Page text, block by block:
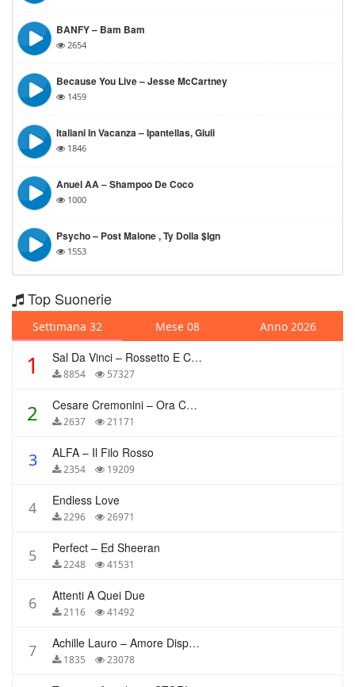
BANFY – Bam Bam
2654
Because You Live – Jesse McCartney
1459
Italiani In Vacanza – Ipantellas, Giuli
1846
Anuel AA – Shampoo De Coco
1000
Psycho – Post Malone , Ty Dolla $ign
1553
Top Suonerie
Settimana 32 Mese 08 Anno 2026
1 Sal Da Vinci – Rossetto E Caffè
8854 57327
2 Cesare Cremonini – Ora Che Non Ho Più Te
2637 21171
3 ALFA – Il Filo Rosso
2354 19209
4 Endless Love
2296 26971
5 Perfect – Ed Sheeran
2248 41531
6 Attenti A Quei Due
2116 41492
7 Achille Lauro – Amore Disperato
1835 23078